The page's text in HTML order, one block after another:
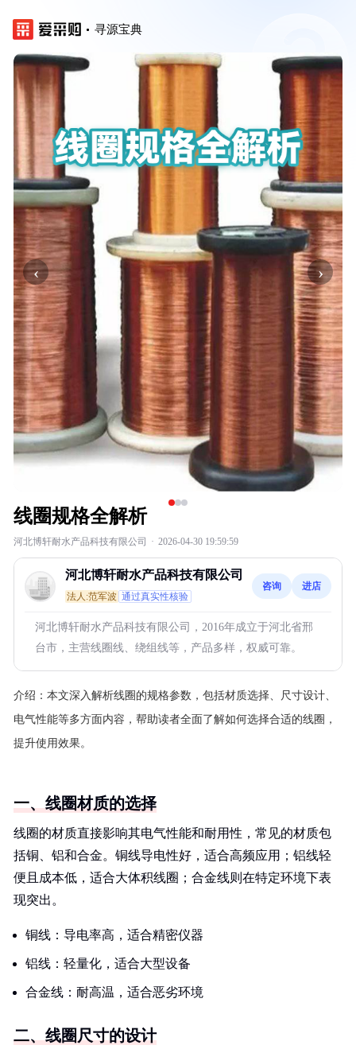
寻源宝典
‹ ›
线圈规格全解析
河北博轩耐水产品科技有限公司 · 2026-04-30 19:59:59
河北博轩耐水产品科技有限公司
法人:范军波 通过真实性核验
咨询 进店
河北博轩耐水产品科技有限公司，2016年成立于河北省邢
台市，主营线圈线、绕组线等，产品多样，权威可靠。
介绍： 本文深入解析线圈的规格参数，包括材质选择、尺寸设计、
电气性能等多方面内容，帮助读者全面了解如何选择合适的线圈，
提升使用效果。
一、线圈材质的选择
线圈的材质直接影响其电气性能和耐用性，常见的材质包
括铜、铝和合金。铜线导电性好，适合高频应用；铝线轻
便且成本低，适合大体积线圈；合金线则在特定环境下表
现突出。
铜线：导电率高，适合精密仪器
铝线：轻量化，适合大型设备
合金线：耐高温，适合恶劣环境
二、线圈尺寸的设计